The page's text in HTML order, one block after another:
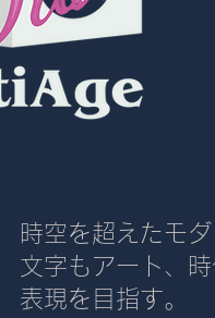
時空を超えたモ
文字もアート、
表現を目指す。